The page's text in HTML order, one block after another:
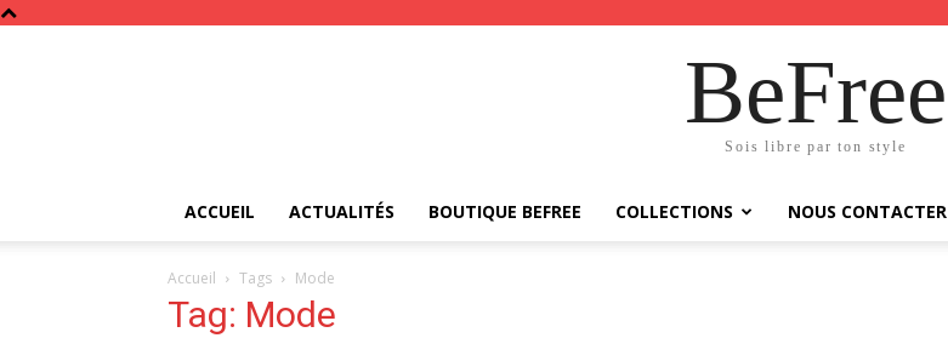
BeFree
Sois libre par ton style
ACCUEIL ACTUALITÉS BOUTIQUE BEFREE COLLECTIONS NOUS CONTACTER
Accueil Tags Mode
Tag: Mode